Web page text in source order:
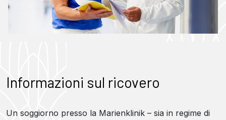
Informazioni sul ricovero
Un soggiorno presso la Marienklinik – sia in regime di